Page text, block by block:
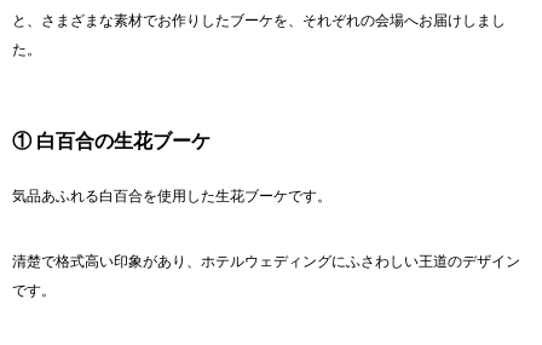
と、さまざまな素材でお作りしたブーケを、それぞれの会場へお届けしまし
た。
① 白百合の生花ブーケ
気品あふれる白百合を使用した生花ブーケです。
清楚で格式高い印象があり、ホテルウェディングにふさわしい王道のデザイン
です。